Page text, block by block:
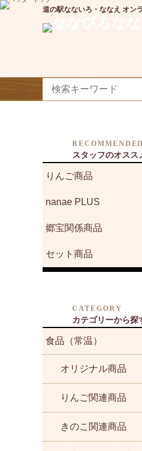
道の駅なないろ・ななえ オン
RECOMMENDED
スタッフのオスス
りんご商品
nanae PLUS
郷宝関係商品
セット商品
CATEGORY
カテゴリーから探
食品（常温）
オリジナル商品
りんご関連商品
きのこ関連商品